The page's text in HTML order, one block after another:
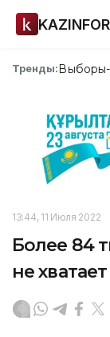
Тренды:
13:44, 11 Июля 2022
Более 84
не